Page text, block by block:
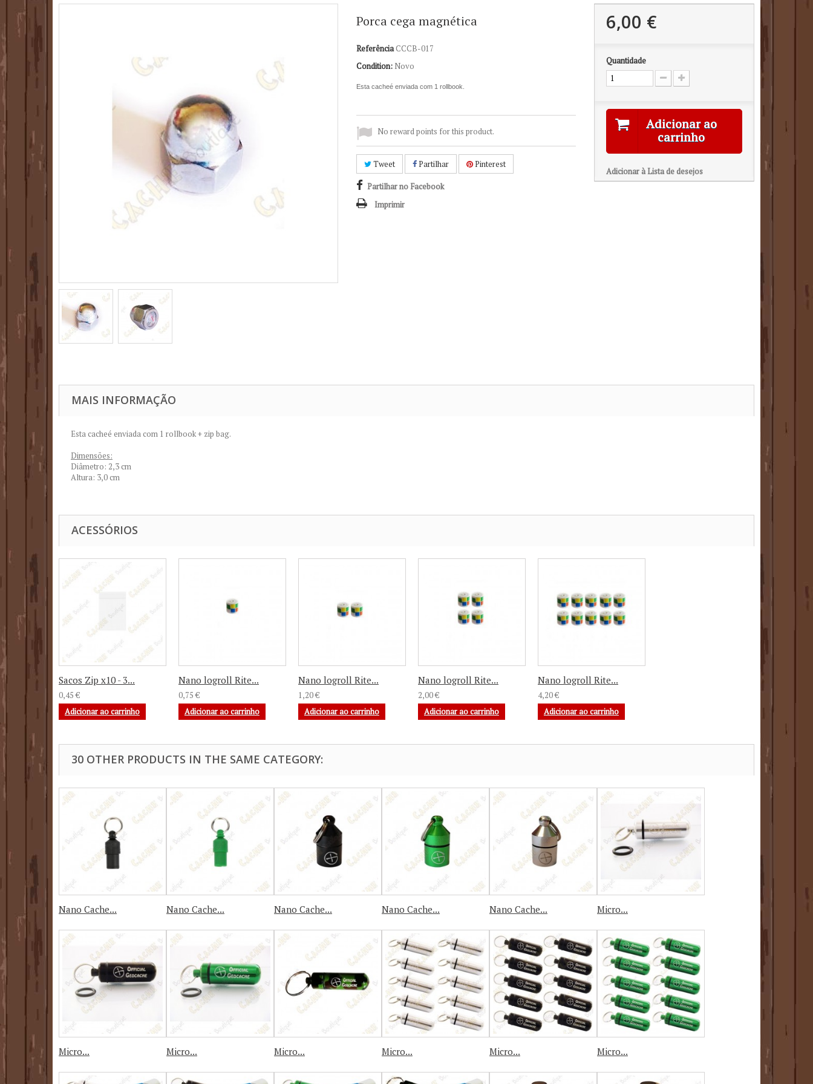
Porca cega magnética
ReferênciaCCCB-017
Condition: Novo
Esta cacheé enviada com 1 rollbook.
No reward points for this product.
Tweet Partilhar Pinterest
Partilhar no Facebook
Imprimir
6,00 €
Quantidade
Adicionar ao
carrinho
Adicionar à Lista de desejos
MAIS INFORMAÇÃO
Esta cacheé enviada com 1 rollbook + zip bag.
Dimensões:
Diâmetro: 2,3 cm
Altura: 3,0 cm
ACESSÓRIOS
Sacos Zip x10 - 3...
0,45 €
Adicionar ao carrinho
Nano logroll Rite...
0,75 €
Adicionar ao carrinho
Nano logroll Rite...
1,20 €
Adicionar ao carrinho
Nano logroll Rite...
2,00 €
Adicionar ao carrinho
Nano logroll Rite...
4,20 €
Adicionar ao carrinho
30 OTHER PRODUCTS IN THE SAME CATEGORY:
Nano Cache... Nano Cache... Nano Cache... Nano Cache... Nano Cache... Micro...
Micro... Micro... Micro... Micro... Micro... Micro...